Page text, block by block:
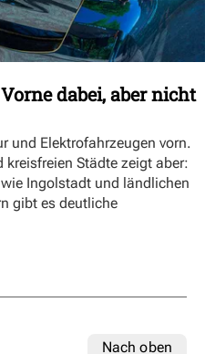
dabei, aber nicht
und Elektrofahrzeugen vorn.
kreisfreien Städte zeigt aber:
Ingolstadt und ländlichen
gibt es deutliche
Nach oben